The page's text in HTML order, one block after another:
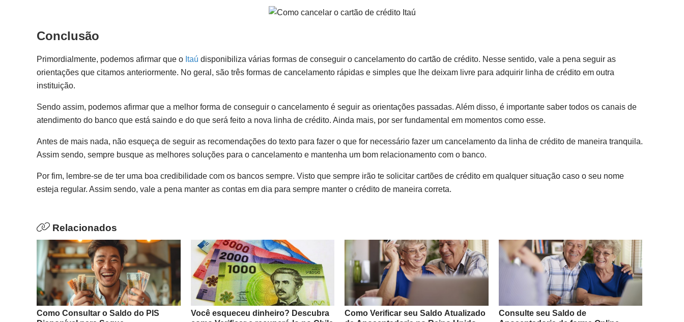
Conclusão
Primordialmente, podemos afirmar que o Itaú disponibiliza várias formas de conseguir o cancelamento do cartão de crédito. Nesse sentido, vale a pena seguir as
orientações que citamos anteriormente. No geral, são três formas de cancelamento rápidas e simples que lhe deixam livre para adquirir linha de crédito em outra
instituição.
Sendo assim, podemos afirmar que a melhor forma de conseguir o cancelamento é seguir as orientações passadas. Além disso, é importante saber todos os canais de
atendimento do banco que está saindo e do que será feito a nova linha de crédito. Ainda mais, por ser fundamental em momentos como esse.
Antes de mais nada, não esqueça de seguir as recomendações do texto para fazer o que for necessário fazer um cancelamento da linha de crédito de maneira tranquila.
Assim sendo, sempre busque as melhores soluções para o cancelamento e mantenha um bom relacionamento com o banco.
Por fim, lembre-se de ter uma boa credibilidade com os bancos sempre. Visto que sempre irão te solicitar cartões de crédito em qualquer situação caso o seu nome
esteja regular. Assim sendo, vale a pena manter as contas em dia para sempre manter o crédito de maneira correta.
Relacionados
Como Consultar o Saldo do PIS
Você esqueceu dinheiro? Descubra
Como Verificar seu Saldo Atualizado
Consulte seu Saldo de